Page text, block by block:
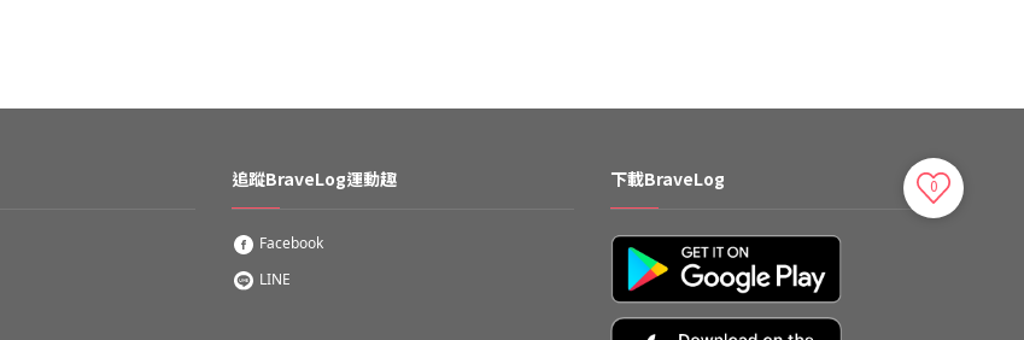
0
追蹤BraveLog運動趣
Facebook
LINE
下載BraveLog